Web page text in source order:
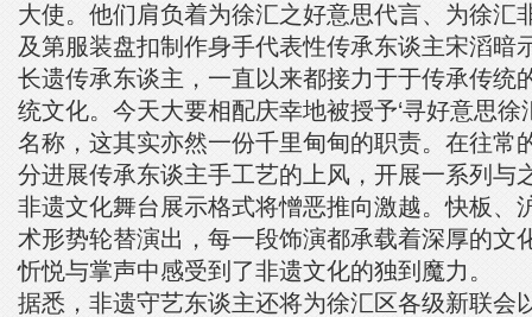
大使。他们肩负着为徐汇之好意思代言、为徐汇
及第服装盘扣制作身手代表性传承东谈主宋滔暗
长遗传承东谈主，一直以来都接力于于传承传统
统文化。今天大要相配庆幸地被授予‘寻好意思徐
名称，这其实亦然一份千里甸甸的职责。在往常
分进展传承东谈主手工艺的上风，开展一系列与
非遗文化舞台展示格式将憎恶推向激越。快板、
术形势轮替演出，每一段饰演都承载着深厚的文
忻悦与掌声中感受到了非遗文化的独到魔力。
据悉，非遗守艺东谈主还将为徐汇区各级新联会